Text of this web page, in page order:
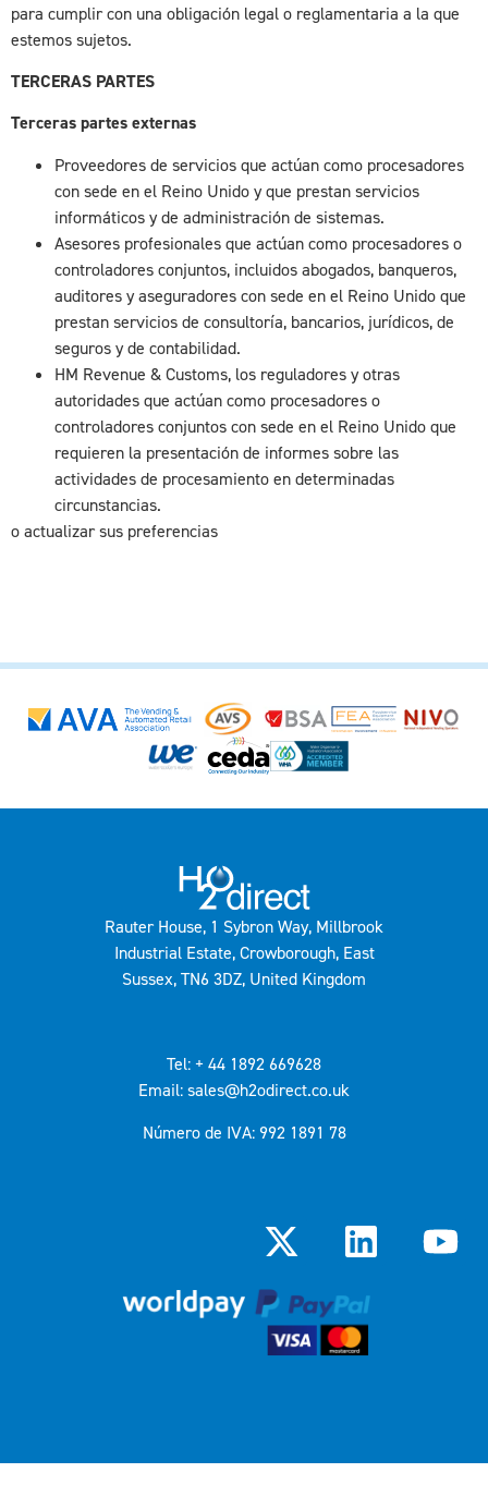
para cumplir con una obligación legal o reglamentaria a la que
estemos sujetos.
TERCERAS PARTES
Terceras partes externas
Proveedores de servicios que actúan como procesadores
con sede en el Reino Unido y que prestan servicios
informáticos y de administración de sistemas.
Asesores profesionales que actúan como procesadores o
controladores conjuntos, incluidos abogados, banqueros,
auditores y aseguradores con sede en el Reino Unido que
prestan servicios de consultoría, bancarios, jurídicos, de
seguros y de contabilidad.
HM Revenue & Customs, los reguladores y otras
autoridades que actúan como procesadores o
controladores conjuntos con sede en el Reino Unido que
requieren la presentación de informes sobre las
actividades de procesamiento en determinadas
circunstancias.
o actualizar sus preferencias
Rauter House, 1 Sybron Way, Millbrook
Industrial Estate, Crowborough, East
Sussex, TN6 3DZ, United Kingdom
Tel: + 44 1892 669628
Email: sales@h2odirect.co.uk
Número de IVA: 992 1891 78